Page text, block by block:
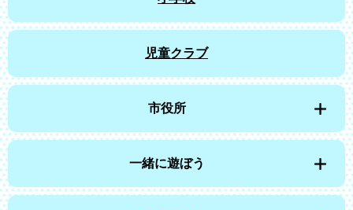
児童クラブ
市役所
一緒に遊ぼう